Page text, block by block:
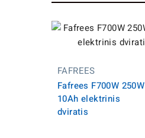
FAFREES
Fafrees F700W 250W
10Ah elektrinis
dviratis